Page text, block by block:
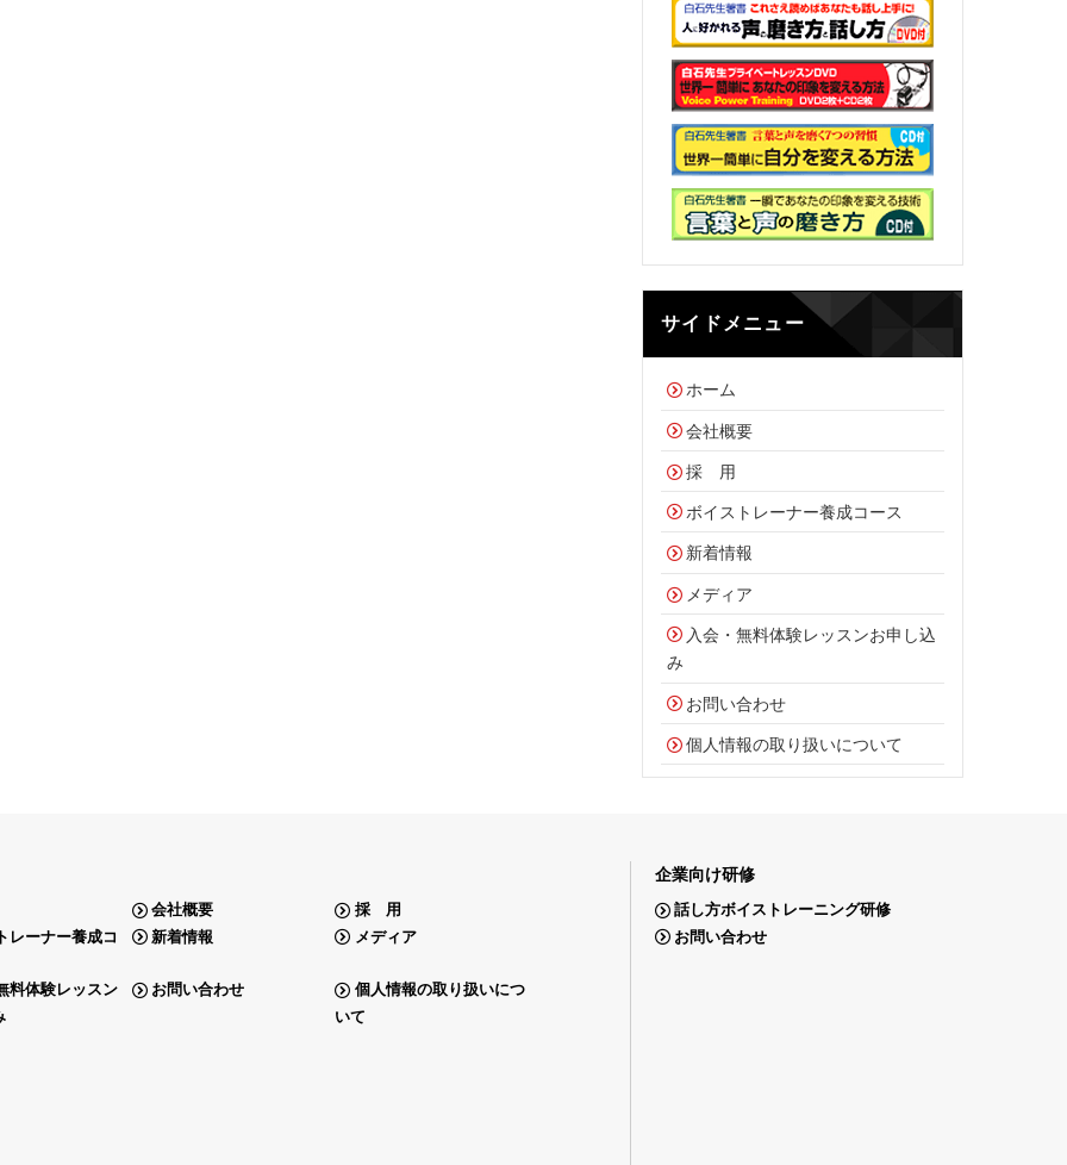
サイドメニュー
ホーム
会社概要
採 用
ボイストレーナー養成コース
新着情報
メディア
入会・無料体験レッスンお申し込
み
お問い合わせ
個人情報の取り扱いについて
会社概要
採 用
レーナー養成コ
新着情報 メディア
料体験レッスン
お問い合わせ
個人情報の取り扱いにつ
いて
企業向け研修
話し方ボイストレーニング研修
お問い合わせ